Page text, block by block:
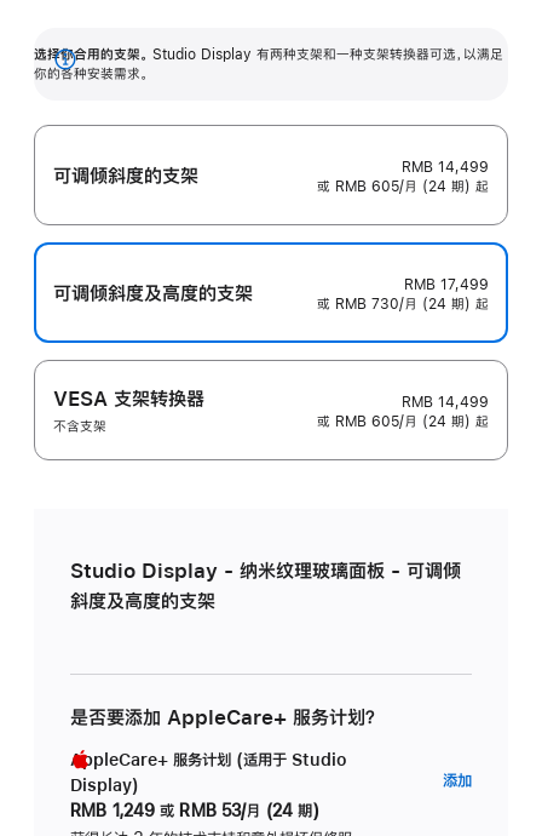
选择你合用的支架。 Studio Display 有两种支架和一种支架转换器可选，以满足
你的各种安装需求。
展
可调倾斜度的支架
RMB 14,499
或 RMB 605/月 (24 期) 起
可调倾斜度及高‍度的支‍架
RMB 17,499
或 RMB 730/月 (24 期) 起
VESA 支架转换器
不含支架
RMB 14,499
或 RMB 605/月 (24 期) 起
Studio Display - 纳米纹理玻璃面板 - 可调倾
斜度及高度的支架
是否要添加 AppleCare+ 服务计划？
AppleCare+ 服务计划 (适用于 Studio
Display)
RMB 1,249 或 RMB 53/月 (24 期)
添加